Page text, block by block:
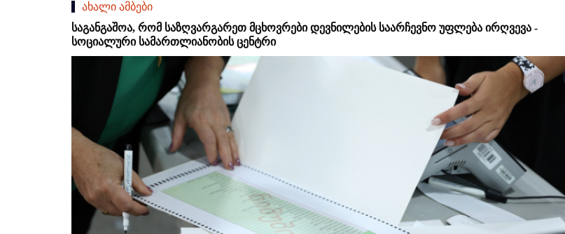
ახალი ამბები
საგანგაშოა, რომ საზღვარგარეთ მცხოვრები დევნილების საარჩევნო უფლება ირღვევა -
სოციალური სამართლიანობის ცენტრი